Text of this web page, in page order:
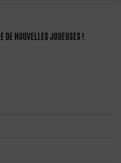
DE NOUVELLES JOUEUSES !